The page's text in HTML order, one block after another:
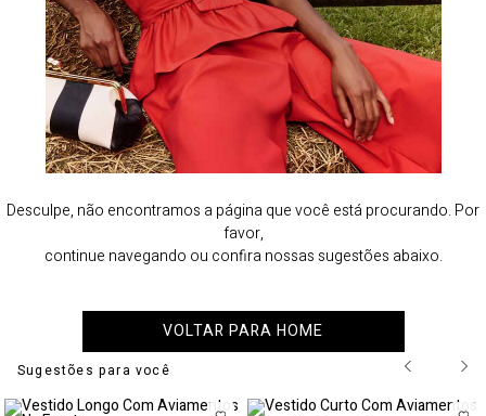
Desculpe, não encontramos a página que você está procurando. Por
favor,
continue navegando ou confira nossas sugestões abaixo.
VOLTAR PARA HOME
Sugestões para você